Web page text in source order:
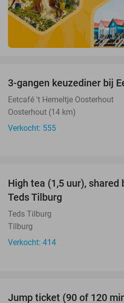
3-gangen keuzediner bij
Eetcafé 't Hemeltje Oosterhout
Oosterhout (14 km)
Verkocht: 555
High tea (1,5 uur),
Teds Tilburg
Teds Tilburg
Tilburg
Verkocht: 414
Jump ticket (90 of 120